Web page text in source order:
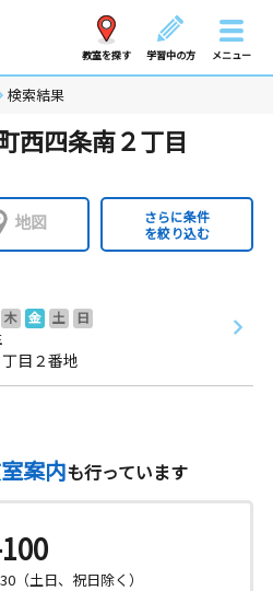
教室を探す 学習中の方 メニュー
検索結果
西四条南２丁目
地図
さらに条件
を絞り込む
木 金 土
日
目２番地
案内も行っています
（土日、祝日除く）